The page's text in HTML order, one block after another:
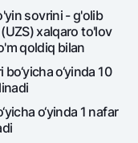
sovrini - g'olib
xalqaro to'lov
qoldiq bilan
o‘yinda 10
o‘yinda 1 nafar